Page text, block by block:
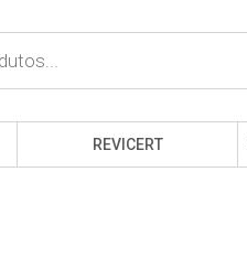
REVICERT